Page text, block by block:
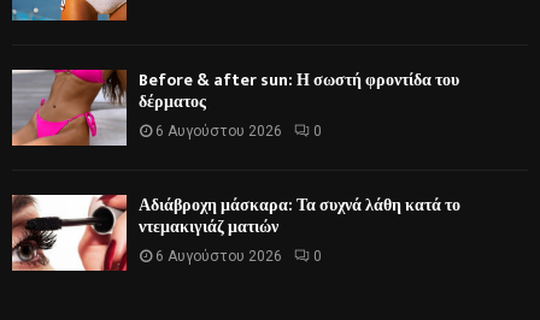
Before & after sun: Η σωστή φροντίδα του
δέρματος
6 Αυγούστου 2026 0
Αδιάβροχη μάσκαρα: Τα συχνά λάθη κατά το
ντεμακιγιάζ ματιών
6 Αυγούστου 2026 0